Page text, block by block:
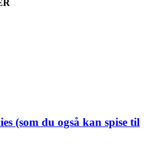
(som du også kan spise til